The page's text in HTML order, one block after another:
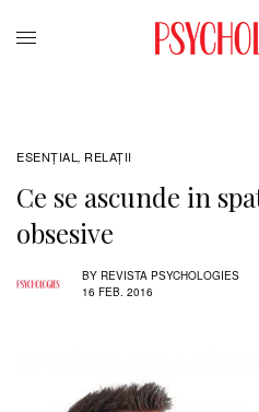
ESENȚIAL , RELAŢII
Ce se ascunde in
obsesive
BY REVISTA PSYCHOLOGIES
16 FEB. 2016